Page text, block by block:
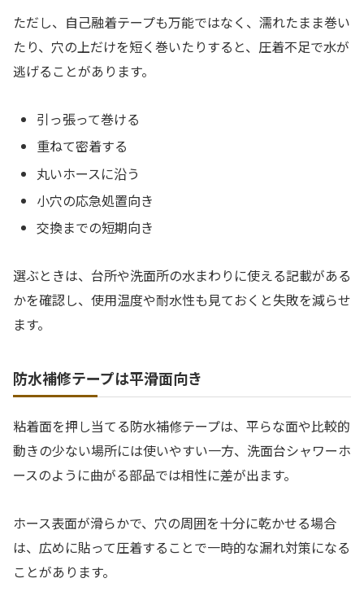
ただし、自己融着テープも万能ではなく、濡れたまま巻い
たり、穴の上だけを短く巻いたりすると、圧着不足で水が
逃げることがあります。
引っ張って巻ける
重ねて密着する
丸いホースに沿う
小穴の応急処置向き
交換までの短期向き
選ぶときは、台所や洗面所の水まわりに使える記載がある
かを確認し、使用温度や耐水性も見ておくと失敗を減らせ
ます。
防水補修テープは平滑面向き
粘着面を押し当てる防水補修テープは、平らな面や比較的
動きの少ない場所には使いやすい一方、洗面台シャワーホ
ースのように曲がる部品では相性に差が出ます。
ホース表面が滑らかで、穴の周囲を十分に乾かせる場合
は、広めに貼って圧着することで一時的な漏れ対策になる
ことがあります。